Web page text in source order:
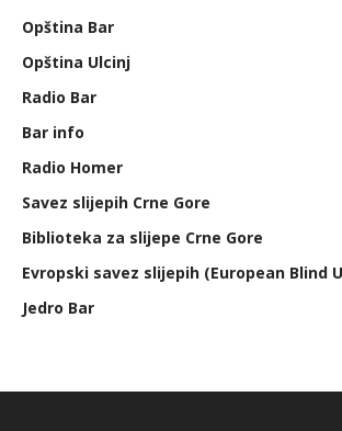
Opština Bar
Opština Ulcinj
Radio Bar
Bar info
Radio Homer
Savez slijepih Crne Gore
Biblioteka za slijepe Crne Gore
Evropski savez slijepih (European Blind
Jedro Bar